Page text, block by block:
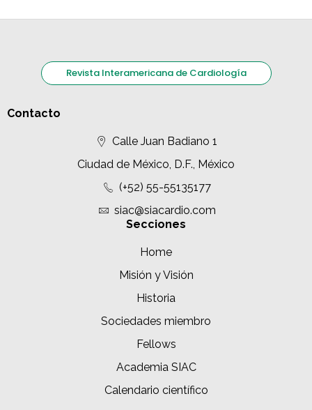
Revista Interamericana de Cardiología
Contacto
Calle Juan Badiano 1
Ciudad de México, D.F., México
(+52) 55-55135177
siac@siacardio.com
Secciones
Home
Misión y Visión
Historia
Sociedades miembro
Fellows
Academia SIAC
Calendario científico